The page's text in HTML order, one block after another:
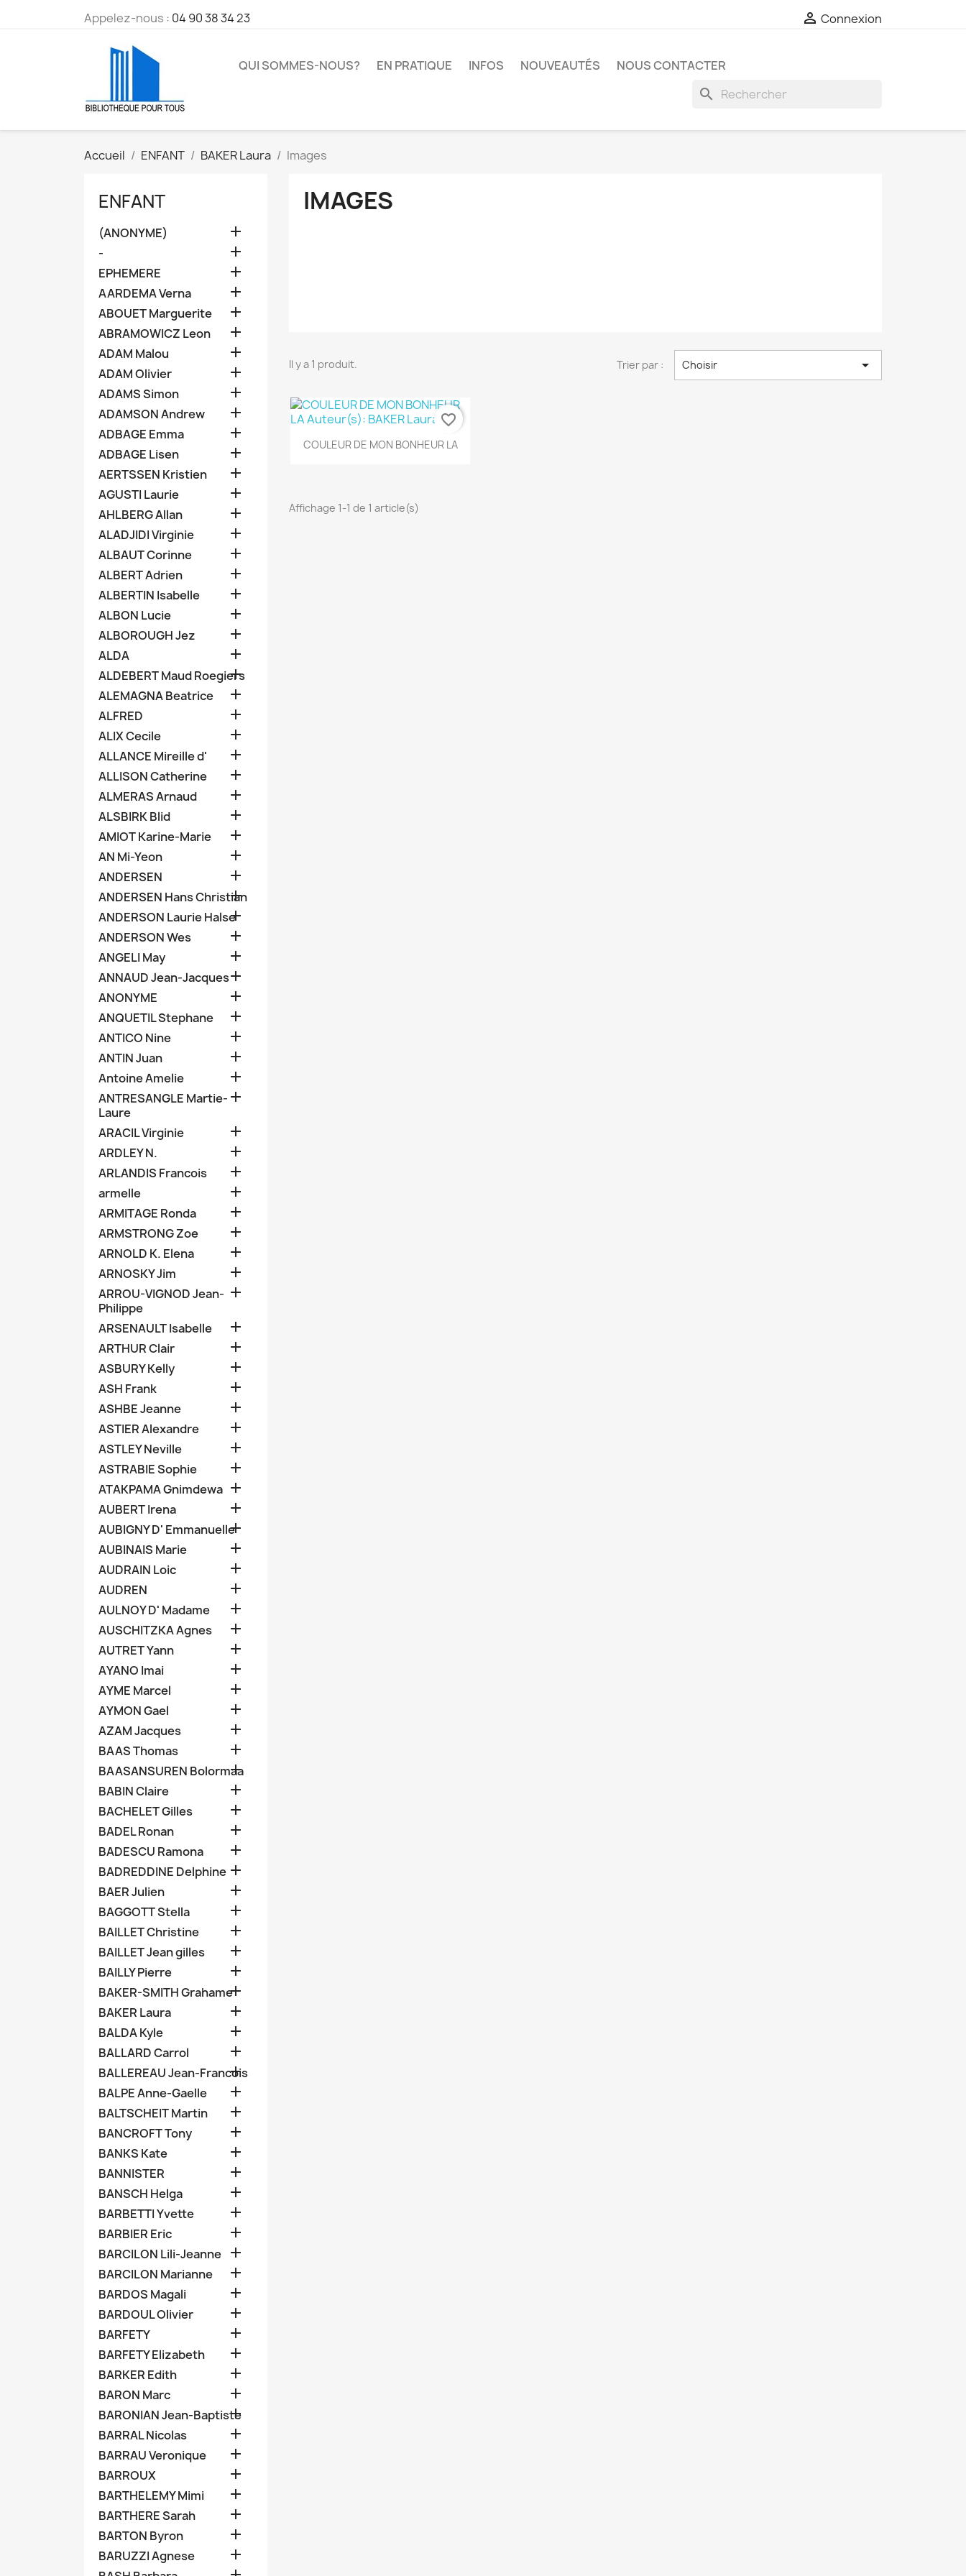
Appelez-nous : 04 90 38 34 23  Connexion
QUI SOMMES-NOUS? EN PRATIQUE INFOS NOUVEAUTÉS NOUS CONTACTER
search
Accueil ENFANT BAKER Laura Images
ENFANT
(ANONYME) 
- 
EPHEMERE 
AARDEMA Verna 
ABOUET Marguerite 
ABRAMOWICZ Leon 
ADAM Malou 
ADAM Olivier 
ADAMS Simon 
ADAMSON Andrew 
ADBAGE Emma 
ADBAGE Lisen 
AERTSSEN Kristien 
AGUSTI Laurie 
AHLBERG Allan 
ALADJIDI Virginie 
ALBAUT Corinne 
ALBERT Adrien 
ALBERTIN Isabelle 
ALBON Lucie 
ALBOROUGH Jez 
ALDA 
ALDEBERT Maud Roegiers

ALEMAGNA Beatrice 
ALFRED 
ALIX Cecile 
ALLANCE Mireille d' 
ALLISON Catherine 
ALMERAS Arnaud 
ALSBIRK Blid 
AMIOT Karine-Marie 
AN Mi-Yeon 
ANDERSEN 
ANDERSEN Hans Christian

ANDERSON Laurie Halse

ANDERSON Wes 
ANGELI May 
ANNAUD Jean-Jacques
ANONYME 
ANQUETIL Stephane 
ANTICO Nine 
ANTIN Juan 
Antoine Amelie 
ANTRESANGLE Martie-
Laure

ARACIL Virginie 
ARDLEY N. 
ARLANDIS Francois 
armelle 
ARMITAGE Ronda 
ARMSTRONG Zoe 
ARNOLD K. Elena 
ARNOSKY Jim 
ARROU-VIGNOD Jean-
Philippe

ARSENAULT Isabelle 
ARTHUR Clair 
ASBURY Kelly 
ASH Frank 
ASHBE Jeanne 
ASTIER Alexandre 
ASTLEY Neville 
ASTRABIE Sophie 
ATAKPAMA Gnimdewa 
AUBERT Irena 
AUBIGNY D' Emmanuelle
AUBINAIS Marie 
AUDRAIN Loic 
AUDREN 
AULNOY D' Madame 
AUSCHITZKA Agnes 
AUTRET Yann 
AYANO Imai 
AYME Marcel 
AYMON Gael 
AZAM Jacques 
BAAS Thomas 
BAASANSUREN Bolormaa

BABIN Claire 
BACHELET Gilles 
BADEL Ronan 
BADESCU Ramona 
BADREDDINE Delphine 
BAER Julien 
BAGGOTT Stella 
BAILLET Christine 
BAILLET Jean gilles 
BAILLY Pierre 
BAKER-SMITH Grahame
BAKER Laura 
BALDA Kyle 
BALLARD Carrol 
BALLEREAU Jean-Francois

BALPE Anne-Gaelle 
BALTSCHEIT Martin 
BANCROFT Tony 
BANKS Kate 
BANNISTER 
BANSCH Helga 
BARBETTI Yvette 
BARBIER Eric 
BARCILON Lili-Jeanne 
BARCILON Marianne 
BARDOS Magali 
BARDOUL Olivier 
BARFETY 
BARFETY Elizabeth 
BARKER Edith 
BARON Marc 
BARONIAN Jean-Baptiste

BARRAL Nicolas 
BARRAU Veronique 
BARROUX 
BARTHELEMY Mimi 
BARTHERE Sarah 
BARTON Byron 
BARUZZI Agnese 
IMAGES
Il y a 1 produit. Trier par : Choisir 
Aperçu rapide
COULEUR DE MON BONHEUR LA
favorite_border
Affichage 1-1 de 1 article(s)